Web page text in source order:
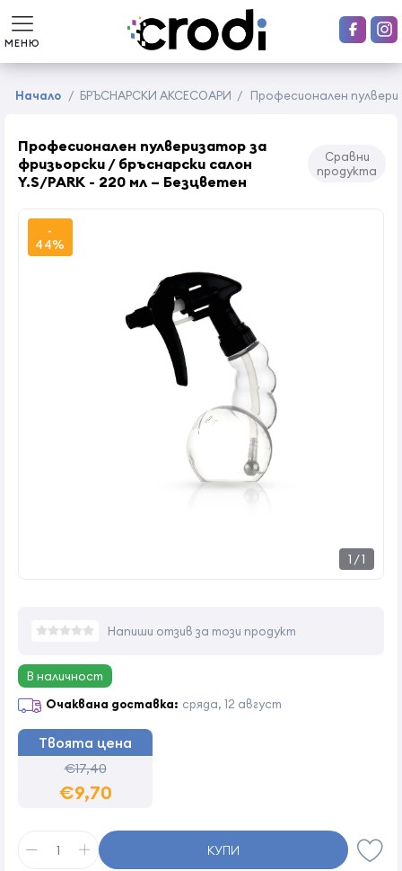
МЕНЮ
Начало / БРЪСНАРСКИ АКСЕСОАРИ / Професионален
Професионален пулверизатор за
фризьорски / бръснарски салон
Y.S/PARK - 220 мл – Безцветен
Сравни
продукта
1 /1
-
44%
Напиши отзив за този продукт
В наличност
Очаквана доставка: сряда, 12 август
Твоята цена
€17,40
€9,70
КУПИ